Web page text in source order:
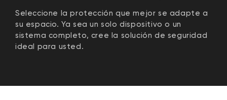
Seleccione la protección que mejor se adapte a
su espacio. Ya sea un solo dispositivo o un
sistema completo, cree la solución de seguridad
ideal para usted.